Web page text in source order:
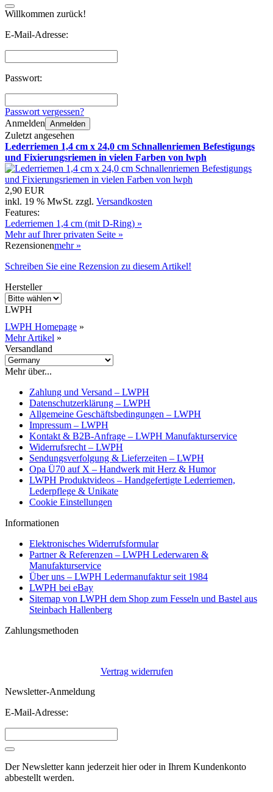
Willkommen zurück!
E-Mail-Adresse:
Passwort:
Passwort vergessen?
Anmelden Anmelden
Zuletzt angesehen
Lederriemen 1,4 cm x 24,0 cm Schnallenriemen Befestigungs
und Fixierungsriemen in vielen Farben von lwph
2,90 EUR
inkl. 19 % MwSt. zzgl. Versandkosten
Features:
Lederriemen 1,4 cm (mit D-Ring) »
Mehr auf Ihrer privaten Seite »
Rezensionenmehr »
Schreiben Sie eine Rezension zu diesem Artikel!
Hersteller
LWPH
LWPH Homepage »
Mehr Artikel »
Versandland
Mehr über...
Zahlung und Versand – LWPH
Datenschutzerklärung – LWPH
Allgemeine Geschäftsbedingungen – LWPH
Impressum – LWPH
Kontakt & B2B-Anfrage – LWPH Manufakturservice
Widerrufsrecht – LWPH
Sendungsverfolgung & Lieferzeiten – LWPH
Opa Ü70 auf X – Handwerk mit Herz & Humor
LWPH Produktvideos – Handgefertigte Lederriemen,
Lederpflege & Unikate
Cookie Einstellungen
Informationen
Elektronisches Widerrufsformular
Partner & Referenzen – LWPH Lederwaren &
Manufakturservice
Über uns – LWPH Ledermanufaktur seit 1984
LWPH bei eBay
Sitemap von LWPH dem Shop zum Fesseln und Bastel aus
Steinbach Hallenberg
Zahlungsmethoden
Vertrag widerrufen
Newsletter-Anmeldung
E-Mail-Adresse:
Der Newsletter kann jederzeit hier oder in Ihrem Kundenkonto
abbestellt werden.